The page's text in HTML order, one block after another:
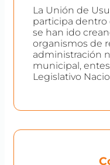
La Unión de
participa
se han ido
organismos de
administración
municipal,
Legislativo